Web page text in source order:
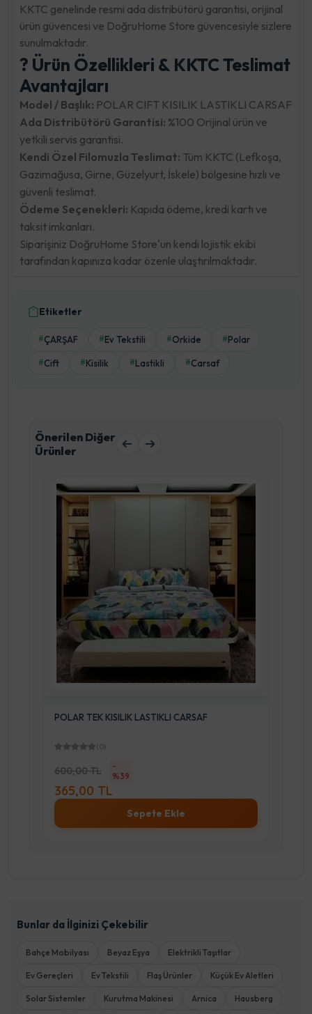
KKTC genelinde resmi ada distribütörü garantisi, orijinal
ürün güvencesi ve DoğruHome Store güvencesiyle sizlere
sunulmaktadır.
? Ürün Özellikleri & KKTC Teslimat
Avantajları
Model / Başlık: POLAR CIFT KISILIK LASTIKLI CARSAF
Ada Distribütörü Garantisi: %100 Orijinal ürün ve
yetkili servis garantisi.
Kendi Özel Filomuzla Teslimat: Tüm KKTC (Lefkoşa,
Gazimağusa, Girne, Güzelyurt, İskele) bölgesine hızlı ve
güvenli teslimat.
Ödeme Seçenekleri: Kapıda ödeme, kredi kartı ve
taksit imkanları.
Siparişiniz DoğruHome Store'un kendi lojistik ekibi
tarafından kapınıza kadar özenle ulaştırılmaktadır.
Etiketler
#ÇARŞAF #Ev Tekstili #Orkide #Polar
#Cift #Kisilik #Lastikli #Carsaf
Önerilen Diğer
Ürünler
TEK KISILIK POLAR LASTIKLI CARSAF+YASTIK
740,00 TL
450,00 TL
Stok Sor
Bunlar da İlginizi Çekebilir
Bahçe Mobilyası Beyaz Eşya Elektrikli Taşıtlar
Ev Gereçleri Ev Tekstili Flaş Ürünler Küçük Ev Aletleri
Solar Sistemler Kurutma Makinesi Arnica Hausberg